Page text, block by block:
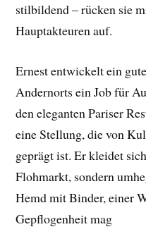
stilbildend – rücken sie
Hauptakteuren auf.
Ernest entwickelt ein
Andernorts ein Job für
den eleganten Pariser
eine Stellung, die von
geprägt ist. Er kleidet
Flohmarkt, sondern
Hemd mit Binder, einer
Gepflogenheit mag